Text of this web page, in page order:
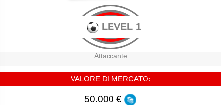
LEVEL 1
Attaccante
VALORE DI MERCATO:
50.000 €